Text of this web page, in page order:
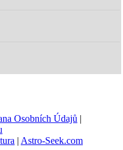
Osobních Údajů |
| Astro-Seek.com